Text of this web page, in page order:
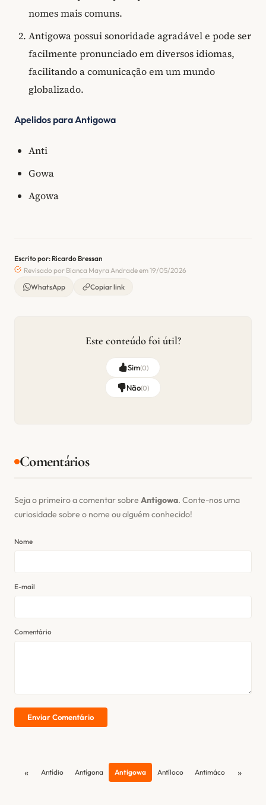
nomes mais comuns.
Antigowa possui sonoridade agradável e pode ser
facilmente pronunciado em diversos idiomas,
facilitando a comunicação em um mundo
globalizado.
Apelidos para Antigowa
Anti
Gowa
Agowa
Escrito por: Ricardo Bressan
Revisado por Bianca Mayra Andrade em 19/05/2026
WhatsApp
Copiar link
Este conteúdo foi útil?
Sim(0)
Não(0)
Comentários
Seja o primeiro a comentar sobre Antigowa. Conte-nos uma
curiosidade sobre o nome ou alguém conhecido!
Nome
E-mail
Comentário
Enviar Comentário
« Antídio Antígona Antigowa Antíloco Antimáco »